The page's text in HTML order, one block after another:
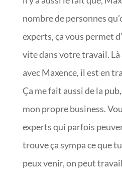
nombre de personnes
experts, ça vous permet
vite dans votre travail. Là
avec Maxence, il est en
Ça me fait aussi de la
mon propre business.
experts qui parfois
trouve ça sympa ce que
peux venir, on peut